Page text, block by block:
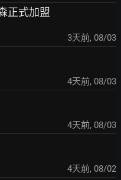
正式加盟
3天前, 08/03
4天前, 08/03
4天前, 08/03
4天前, 08/02